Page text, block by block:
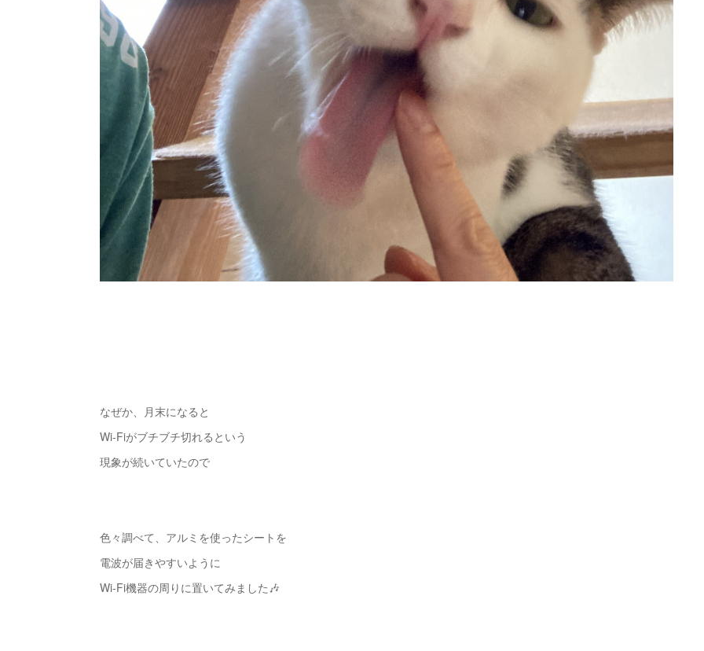
なぜか、月末になると
Wi-Fiがブチブチ切れるという
現象が続いていたので
色々調べて、アルミを使ったシートを
電波が届きやすいように
Wi-Fi機器の周りに置いてみました🎶